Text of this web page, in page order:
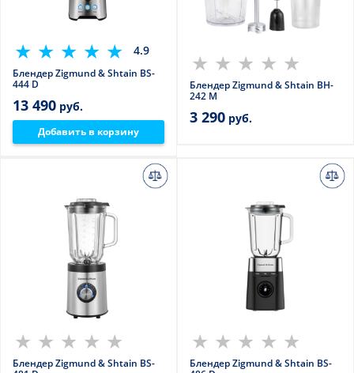
4.9
Блендер Zigmund & Shtain BS-
444 D
13 490 руб.
Добавить в корзину
Блендер Zigmund & Shtain BH-
242 M
3 290 руб.
Блендер Zigmund & Shtain BS-
Блендер Zigmund & Shtain BS-